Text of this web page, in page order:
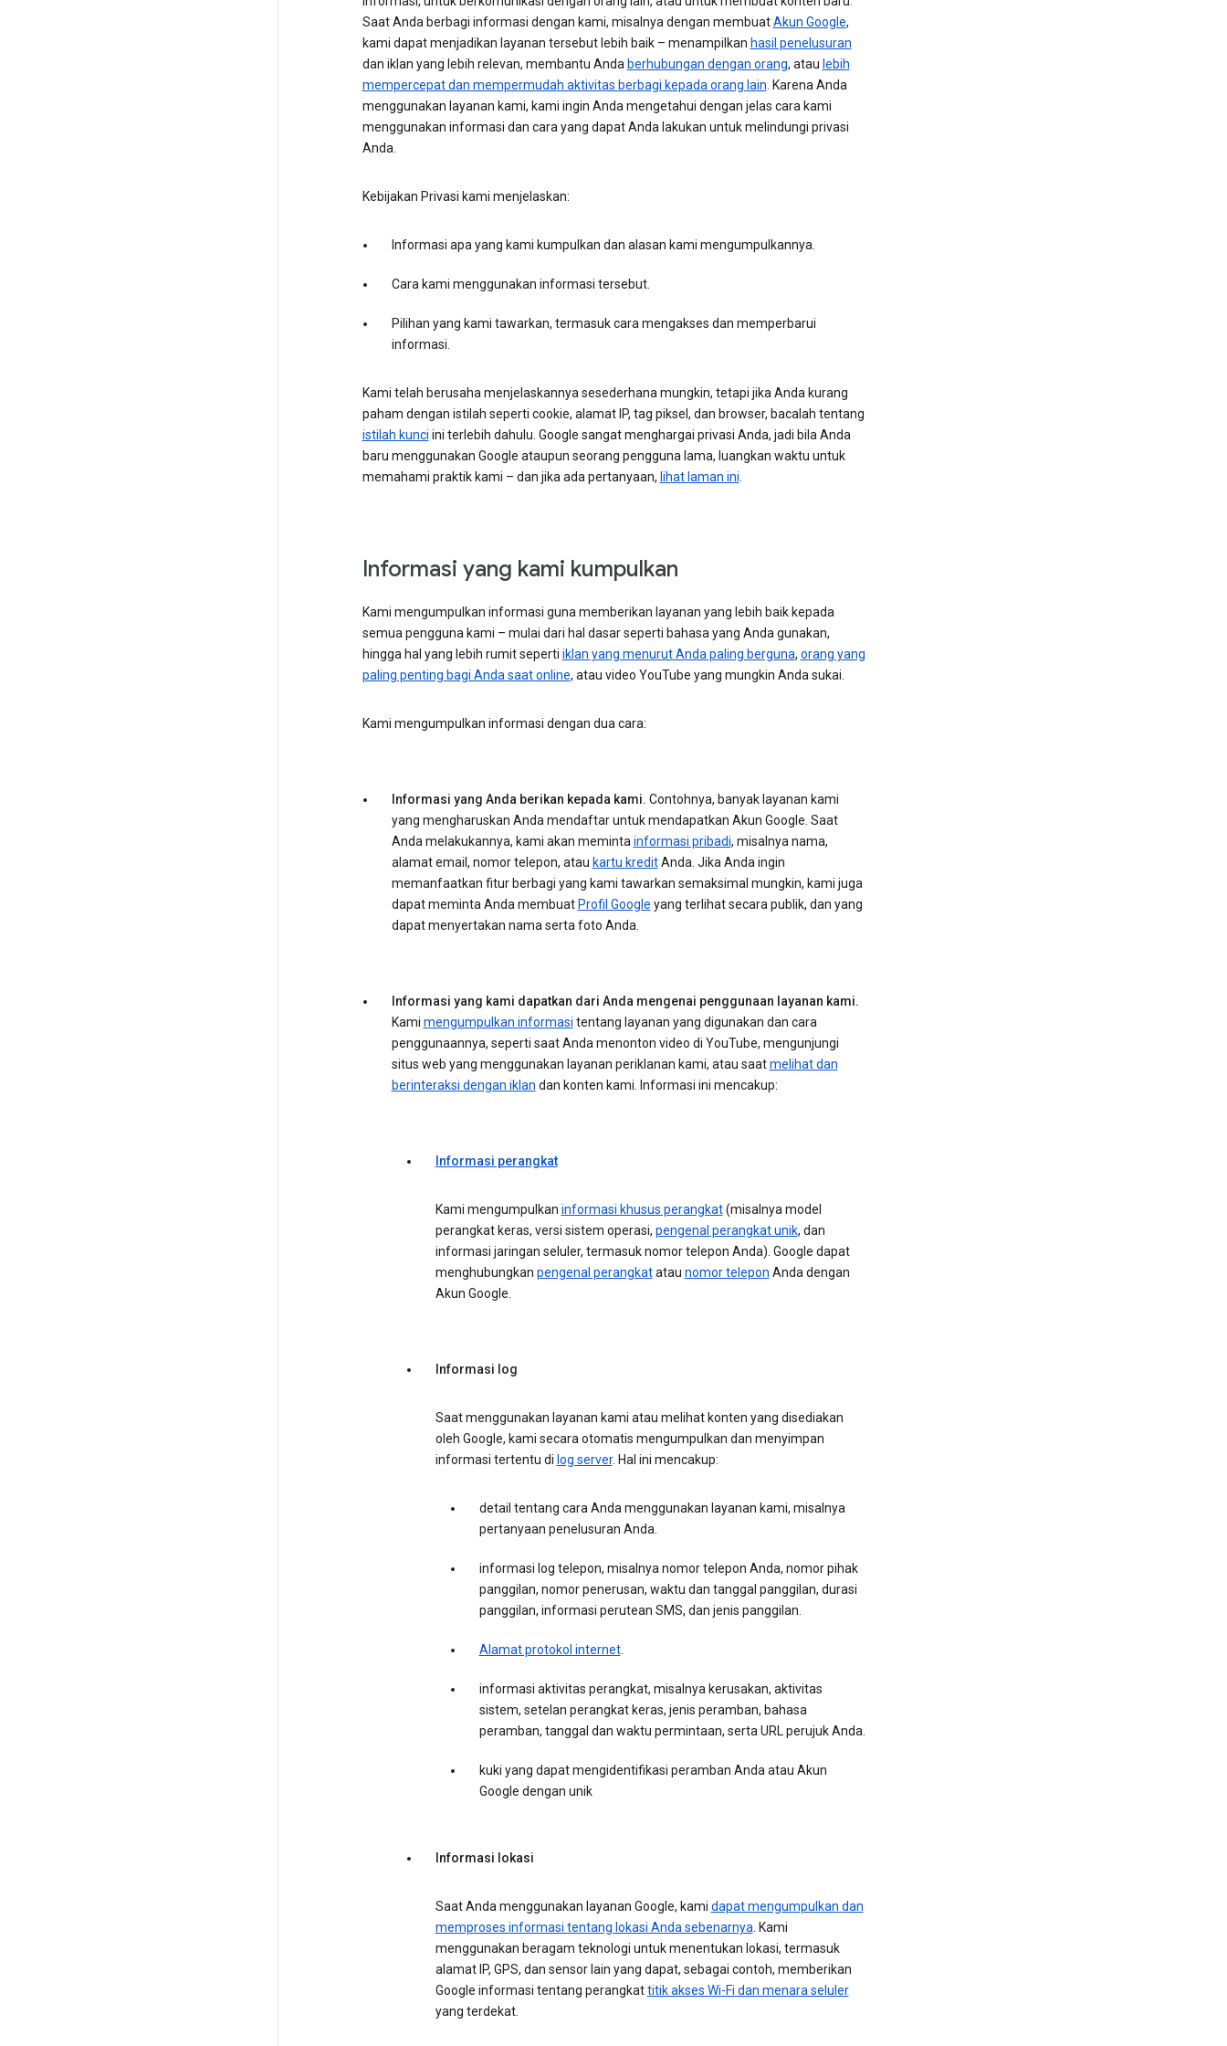
Saat Anda berbagi informasi dengan kami, misalnya dengan membuatAkun Google,
kami dapat menjadikan layanan tersebut lebih baik – menampilkan hasil penelusuran
dan iklan yang lebih relevan, membantu Anda berhubungan dengan orang, atau lebih
mempercepat dan mempermudah aktivitas berbagi kepada orang lain. Karena Anda
menggunakan layanan kami, kami ingin Anda mengetahui dengan jelas cara kami
menggunakan informasi dan cara yang dapat Anda lakukan untuk melindungi privasi
Anda.
Kebijakan Privasi kami menjelaskan:
Informasi apa yang kami kumpulkan dan alasan kami mengumpulkannya.
Cara kami menggunakan informasi tersebut.
Pilihan yang kami tawarkan, termasuk cara mengakses dan memperbarui
informasi.
Kami telah berusaha menjelaskannya sesederhana mungkin, tetapi jika Anda kurang
paham dengan istilah seperti cookie, alamat IP, tag piksel, dan browser, bacalah tentang
istilah kunci ini terlebih dahulu. Google sangat menghargai privasi Anda, jadi bila Anda
baru menggunakan Google ataupun seorang pengguna lama, luangkan waktu untuk
memahami praktik kami – dan jika ada pertanyaan, lihat laman ini.
Informasi yang kami kumpulkan
Kami mengumpulkan informasi guna memberikan layanan yang lebih baik kepada
semua pengguna kami – mulai dari hal dasar seperti bahasa yang Anda gunakan,
hingga hal yang lebih rumit seperti iklan yang menurut Anda paling berguna, orang yang
paling penting bagi Anda saat online, atau video YouTube yang mungkin Anda sukai.
Kami mengumpulkan informasi dengan dua cara:
Informasi yang Anda berikan kepada kami. Contohnya, banyak layanan kami
yang mengharuskan Anda mendaftar untuk mendapatkan Akun Google. Saat
Anda melakukannya, kami akan memintainformasi pribadi, misalnya nama,
alamat email, nomor telepon, atau kartu kreditAnda. Jika Anda ingin
memanfaatkan fitur berbagi yang kami tawarkan semaksimal mungkin, kami juga
dapat meminta Anda membuat Profil Google yang terlihat secara publik, dan yang
dapat menyertakan nama serta foto Anda.
Informasi yang kami dapatkan dari Anda mengenai penggunaan layanan kami.
Kami mengumpulkan informasi tentang layanan yang digunakan dan cara
penggunaannya, seperti saat Anda menonton video di YouTube, mengunjungi
situs web yang menggunakan layanan periklanan kami, atau saatmelihat dan
berinteraksi dengan iklan dan konten kami. Informasi ini mencakup:
Informasi perangkat
Kami mengumpulkan informasi khusus perangkat(misalnya model
perangkat keras, versi sistem operasi, pengenal perangkat unik, dan
informasi jaringan seluler, termasuk nomor telepon Anda). Google dapat
menghubungkan pengenal perangkatatau nomor telepon Anda dengan
Akun Google.
Informasi log
Saat menggunakan layanan kami atau melihat konten yang disediakan
oleh Google, kami secara otomatis mengumpulkan dan menyimpan
informasi tertentu di log server. Hal ini mencakup:
detail tentang cara Anda menggunakan layanan kami, misalnya
pertanyaan penelusuran Anda.
informasi log telepon, misalnya nomor telepon Anda, nomor pihak
panggilan, nomor penerusan, waktu dan tanggal panggilan, durasi
panggilan, informasi perutean SMS, dan jenis panggilan.
Alamat protokol internet.
informasi aktivitas perangkat, misalnya kerusakan, aktivitas
sistem, setelan perangkat keras, jenis peramban, bahasa
peramban, tanggal dan waktu permintaan, serta URL perujuk Anda.
kuki yang dapat mengidentifikasi peramban Anda atau Akun
Google dengan unik
Informasi lokasi
Saat Anda menggunakan layanan Google, kami dapat mengumpulkan dan
memproses informasi tentang lokasi Anda sebenarnya. Kami
menggunakan beragam teknologi untuk menentukan lokasi, termasuk
alamat IP, GPS, dan sensor lain yang dapat, sebagai contoh, memberikan
Google informasi tentang perangkattitik akses Wi-Fi dan menara seluler
yang terdekat.